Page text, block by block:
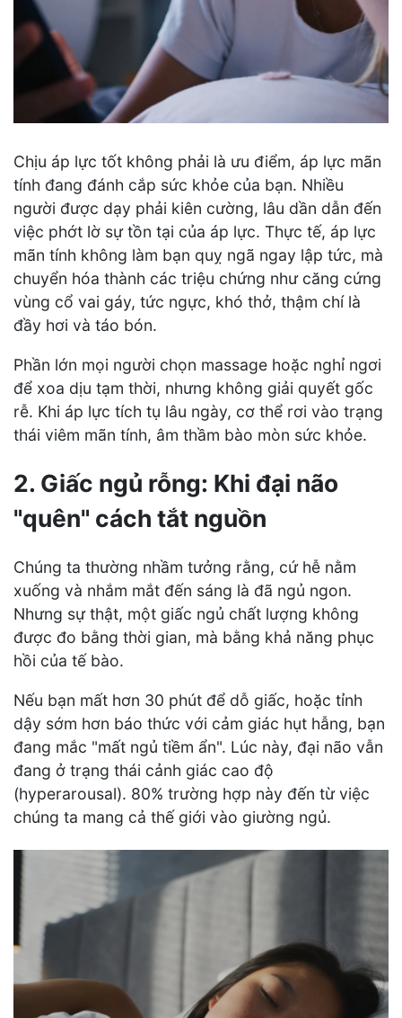
Chịu áp lực tốt không phải là ưu điểm, áp lực mãn
tính đang đánh cắp sức khỏe của bạn. Nhiều
người được dạy phải kiên cường, lâu dần dẫn đến
việc phớt lờ sự tồn tại của áp lực. Thực tế, áp lực
mãn tính không làm bạn quỵ ngã ngay lập tức, mà
chuyển hóa thành các triệu chứng như căng cứng
vùng cổ vai gáy, tức ngực, khó thở, thậm chí là
đầy hơi và táo bón.
Phần lớn mọi người chọn massage hoặc nghỉ ngơi
để xoa dịu tạm thời, nhưng không giải quyết gốc
rễ. Khi áp lực tích tụ lâu ngày, cơ thể rơi vào trạng
thái viêm mãn tính, âm thầm bào mòn sức khỏe.
2. Giấc ngủ rỗng: Khi đại não
"quên" cách tắt nguồn
Chúng ta thường nhầm tưởng rằng, cứ hễ nằm
xuống và nhắm mắt đến sáng là đã ngủ ngon.
Nhưng sự thật, một giấc ngủ chất lượng không
được đo bằng thời gian, mà bằng khả năng phục
hồi của tế bào.
Nếu bạn mất hơn 30 phút để dỗ giấc, hoặc tỉnh
dậy sớm hơn báo thức với cảm giác hụt hẫng, bạn
đang mắc "mất ngủ tiềm ẩn". Lúc này, đại não vẫn
đang ở trạng thái cảnh giác cao độ
(hyperarousal). 80% trường hợp này đến từ việc
chúng ta mang cả thế giới vào giường ngủ.